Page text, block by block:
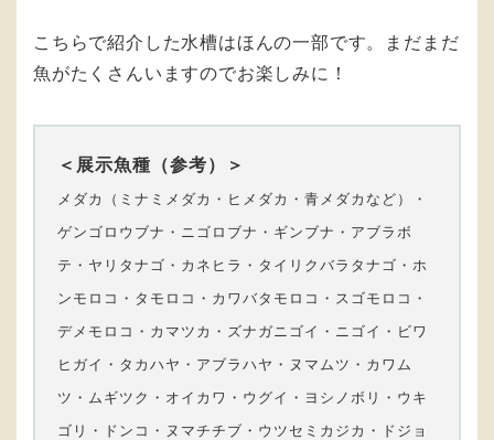
こちらで紹介した水槽はほんの一部です。まだまだ
魚がたくさんいますのでお楽しみに！
＜展示魚種（参考）＞
メダカ（ミナミメダカ・ヒメダカ・青メダカなど）・
ゲンゴロウブナ・ニゴロブナ・ギンブナ・アブラボ
テ・ヤリタナゴ・カネヒラ・タイリクバラタナゴ・ホ
ンモロコ・タモロコ・カワバタモロコ・スゴモロコ・
デメモロコ・カマツカ・ズナガニゴイ・ニゴイ・ビワ
ヒガイ・タカハヤ・アブラハヤ・ヌマムツ・カワム
ツ・ムギツク・オイカワ・ウグイ・ヨシノボリ・ウキ
ゴリ・ドンコ・ヌマチチブ・ウツセミカジカ・ドジョ